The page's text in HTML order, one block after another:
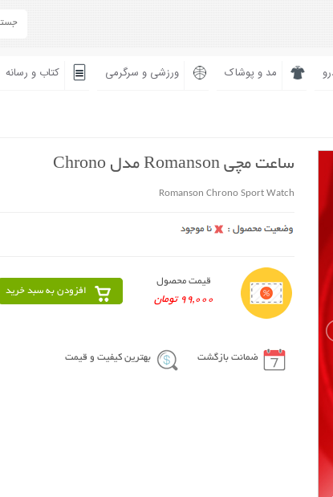
مد و پوشاک ورزشی و سرگرمی کتاب و رسانه
ساعت مچی Romanson مدل Chrono
Romanson Chrono Sport Watch
قیمت محصول
99,000 تومان
افزودن به سبد خرید
ضمانت بازگشت بهترین کیفیت و قیمت